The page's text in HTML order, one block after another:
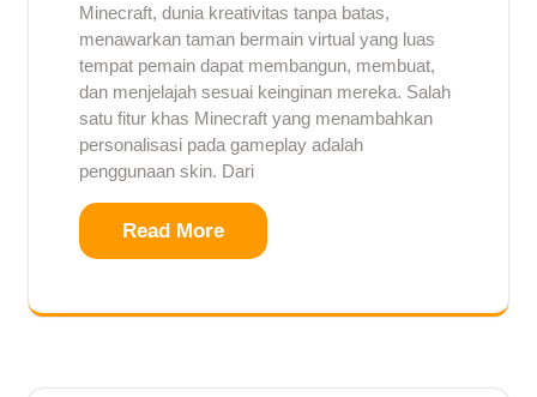
Minecraft, dunia kreativitas tanpa batas,
menawarkan taman bermain virtual yang luas
tempat pemain dapat membangun, membuat,
dan menjelajah sesuai keinginan mereka. Salah
satu fitur khas Minecraft yang menambahkan
personalisasi pada gameplay adalah
penggunaan skin. Dari
Read More